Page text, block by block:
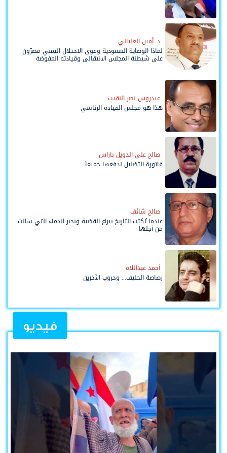
د. أمين العلياني
لماذا الوصاية السعودية وقوى الاحتلال اليمني مصرّون
على شيطنة المجلس الانتقالي وقيادته المفوضة
عيدروس نصر النقيب
هذا هو مجلس القيادة الرئاسي
صالح علي الدويل باراس
فاتورة التضليل ندفعها جميعاً
صالح شائف
عندما يُكتب التاريخ بيراع القضية وبحبر الدماء التي سالت
من أجلها
أحمد عبداللاه
رصاصة الحليف... وحروب الآخرين
فيديو